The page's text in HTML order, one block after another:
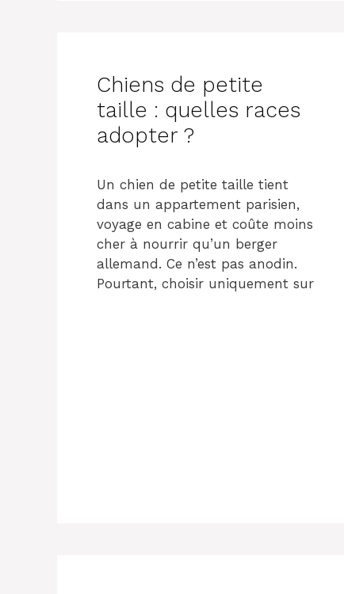
Chiens de petite
taille : quelles races
adopter ?
Un chien de petite taille tient
dans un appartement parisien,
voyage en cabine et coûte moins
cher à nourrir qu’un berger
allemand. Ce n’est pas anodin.
Pourtant, choisir uniquement sur